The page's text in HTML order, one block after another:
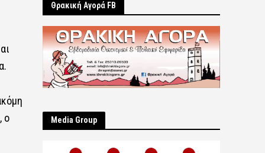
ο
Θρακική Αγορά FB
Μedia Group